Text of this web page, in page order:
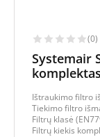
(0)
Systemair
Ištraukimo filtro
Tiekimo filtro
Filtrų klasė
Filtrų kiekis